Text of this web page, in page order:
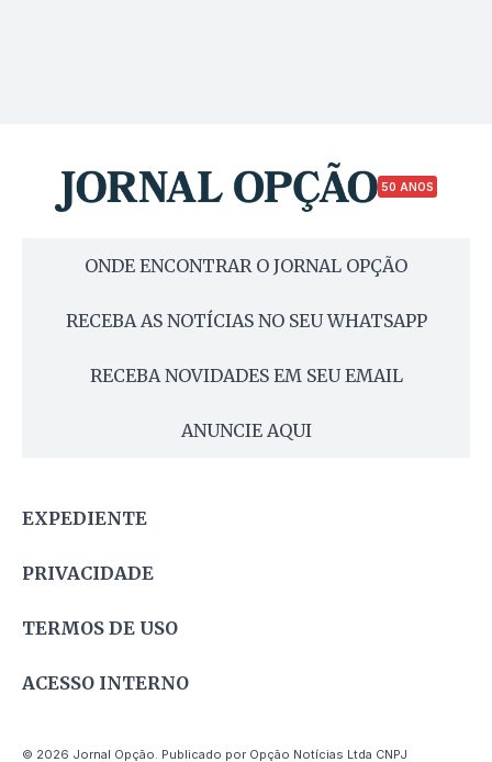
50 ANOS
ONDE ENCONTRAR O JORNAL OPÇÃO
RECEBA AS NOTÍCIAS NO SEU WHATSAPP
RECEBA NOVIDADES EM SEU EMAIL
ANUNCIE AQUI
EXPEDIENTE
PRIVACIDADE
TERMOS DE USO
ACESSO INTERNO
© 2026 Jornal Opção. Publicado por Opção Notícias Ltda CNPJ